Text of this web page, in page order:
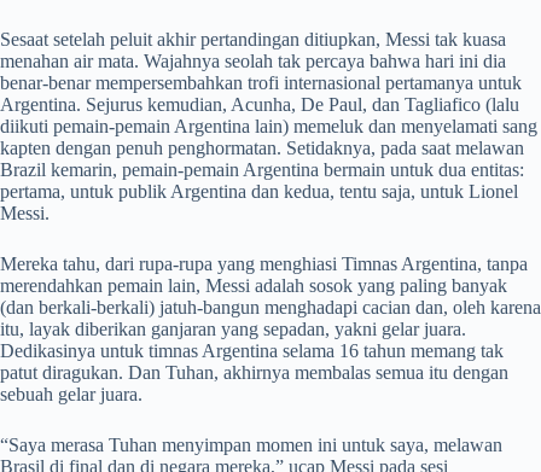
Sesaat setelah peluit akhir pertandingan ditiupkan, Messi tak kuasa
menahan air mata. Wajahnya seolah tak percaya bahwa hari ini dia
benar-benar mempersembahkan trofi internasional pertamanya untuk
Argentina. Sejurus kemudian, Acunha, De Paul, dan Tagliafico (lalu
diikuti pemain-pemain Argentina lain) memeluk dan menyelamati sang
kapten dengan penuh penghormatan. Setidaknya, pada saat melawan
Brazil kemarin, pemain-pemain Argentina bermain untuk dua entitas:
pertama, untuk publik Argentina dan kedua, tentu saja, untuk Lionel
Messi.
Mereka tahu, dari rupa-rupa yang menghiasi Timnas Argentina, tanpa
merendahkan pemain lain, Messi adalah sosok yang paling banyak
(dan berkali-berkali) jatuh-bangun menghadapi cacian dan, oleh karena
itu, layak diberikan ganjaran yang sepadan, yakni gelar juara.
Dedikasinya untuk timnas Argentina selama 16 tahun memang tak
patut diragukan. Dan Tuhan, akhirnya membalas semua itu dengan
sebuah gelar juara.
“Saya merasa Tuhan menyimpan momen ini untuk saya, melawan
Brasil di final dan di negara mereka,” ucap Messi pada sesi